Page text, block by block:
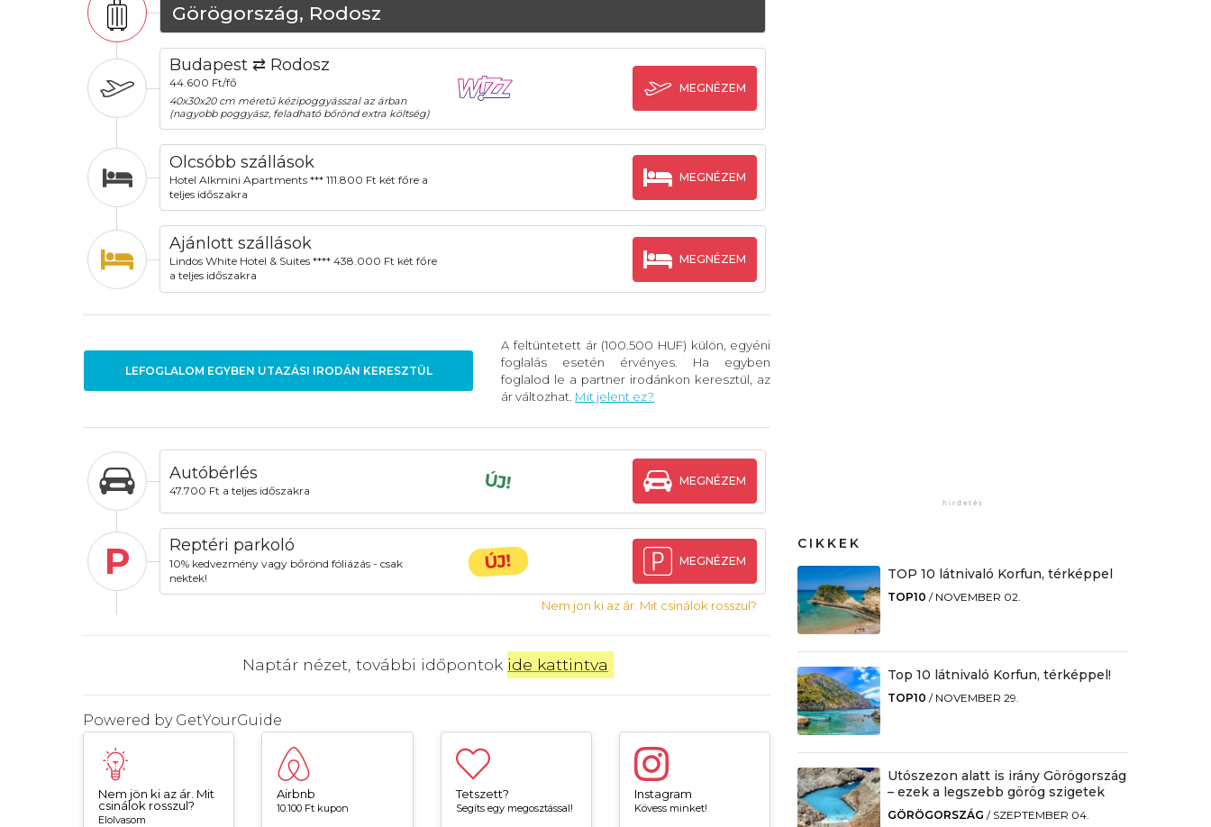
Görögország, Rodosz
Budapest ⇄ Rodosz
44.600 Ft/fő
40x30x20 cm méretű kézipoggyásszal az árban
(nagyobb poggyász, feladható bőrönd extra költség)
MEGNÉZEM
Olcsóbb szállások
Hotel Alkmini Apartments *** 111.800 Ft két főre a
teljes időszakra
MEGNÉZEM
Ajánlott szállások
Lindos White Hotel & Suites **** 438.000 Ft két főre
a teljes időszakra
MEGNÉZEM
LEFOGLALOM EGYBEN UTAZÁSI IRODÁN KERESZTÜL
A feltüntetett ár (100.500 HUF) külön, egyéni
foglalás esetén érvényes. Ha egyben
foglalod le a partner irodánkon keresztül, az
ár változhat. Mit jelent ez?
Autóbérlés
47.700 Ft a teljes időszakra ÚJ! MEGNÉZEM
P Reptéri parkoló
10% kedvezmény vagy bőrönd fóliázás - csak
nektek!
ÚJ! MEGNÉZEM
Nem jön ki az ár. Mit csinálok rosszul?
Naptár nézet, további időpontok ide kattintva
Powered by GetYourGuide
Nem jön ki az ár. Mit
csinálok rosszul?
Elolvasom
Airbnb
10.100 Ft kupon
Tetszett?
Segíts egy megosztással!
Instagram
Kövess minket!
CIKKEK
TOP 10 látnivaló Korfun, térképpel
TOP10 / NOVEMBER 02.
Top 10 látnivaló Korfun, térképpel!
TOP10 / NOVEMBER 29.
Utószezon alatt is irány Görögország
– ezek a legszebb görög szigetek
GÖRÖGORSZÁG / SZEPTEMBER 04.